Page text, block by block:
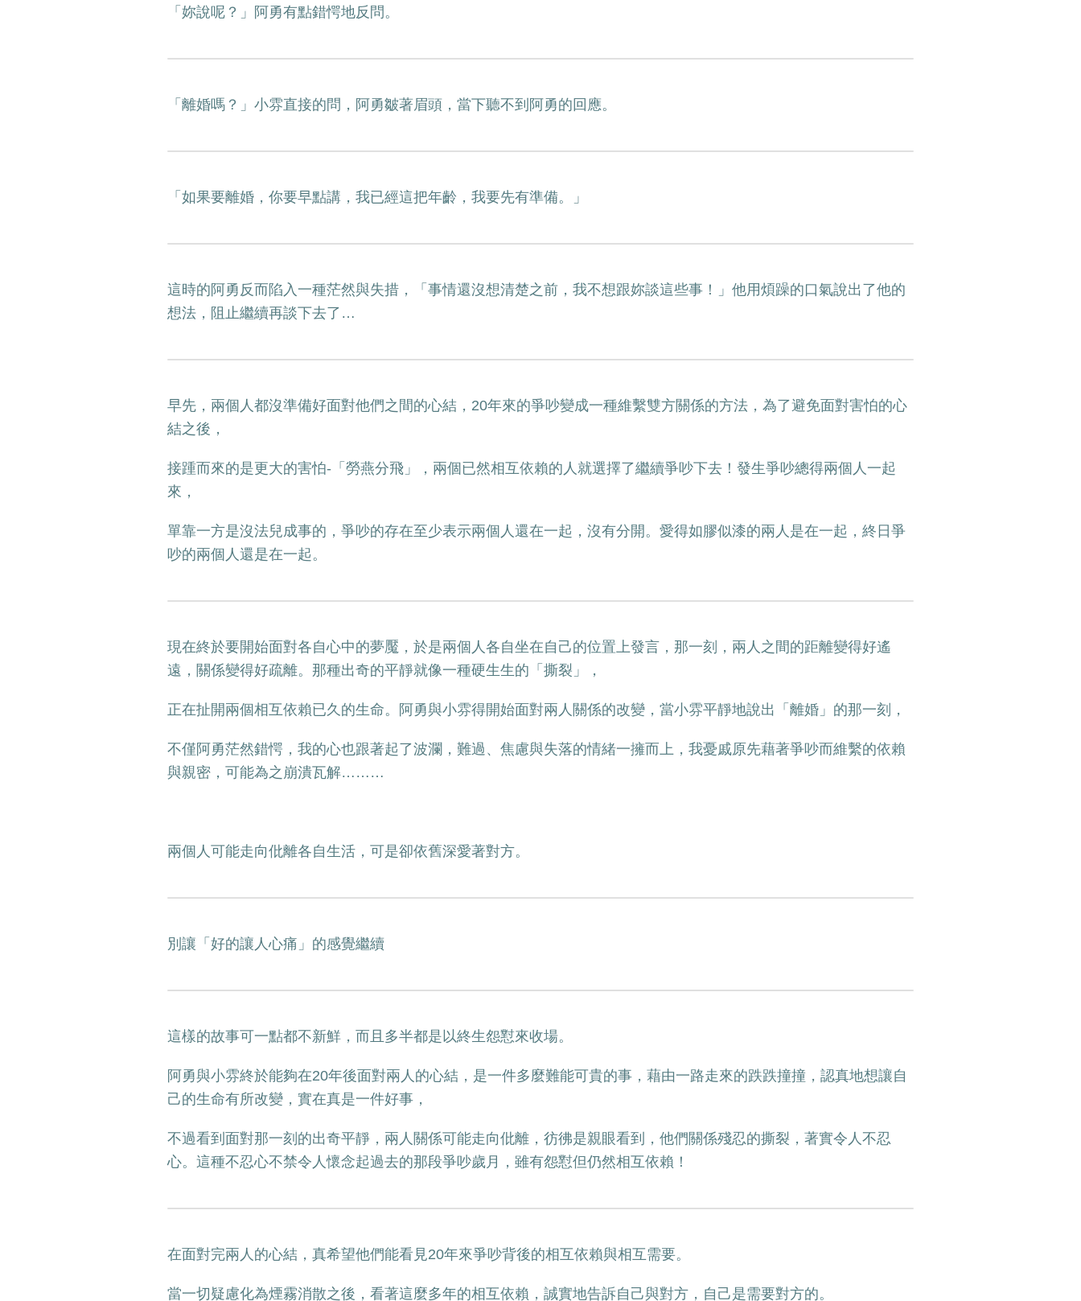
「妳說呢？」阿勇有點錯愕地反問。
「離婚嗎？」小雰直接的問，阿勇皺著眉頭，當下聽不到阿勇的回應。
「如果要離婚，你要早點講，我已經這把年齡，我要先有準備。」
這時的阿勇反而陷入一種茫然與失措，「事情還沒想清楚之前，我不想跟妳談這些事！」他用煩躁的口氣說出了他的
想法，阻止繼續再談下去了…
早先，兩個人都沒準備好面對他們之間的心結，20年來的爭吵變成一種維繫雙方關係的方法，為了避免面對害怕的心
結之後，
接踵而來的是更大的害怕-「勞燕分飛」，兩個已然相互依賴的人就選擇了繼續爭吵下去！發生爭吵總得兩個人一起
來，
單靠一方是沒法兒成事的，爭吵的存在至少表示兩個人還在一起，沒有分開。愛得如膠似漆的兩人是在一起，終日爭
吵的兩個人還是在一起。
現在終於要開始面對各自心中的夢魘，於是兩個人各自坐在自己的位置上發言，那一刻，兩人之間的距離變得好遙
遠，關係變得好疏離。那種出奇的平靜就像一種硬生生的「撕裂」，
正在扯開兩個相互依賴已久的生命。阿勇與小雰得開始面對兩人關係的改變，當小雰平靜地說出「離婚」的那一刻，
不僅阿勇茫然錯愕，我的心也跟著起了波瀾，難過、焦慮與失落的情緒一擁而上，我憂戚原先藉著爭吵而維繫的依賴
與親密，可能為之崩潰瓦解………
兩個人可能走向仳離各自生活，可是卻依舊深愛著對方。
別讓「好的讓人心痛」的感覺繼續
這樣的故事可一點都不新鮮，而且多半都是以終生怨懟來收場。
阿勇與小雰終於能夠在20年後面對兩人的心結，是一件多麼難能可貴的事，藉由一路走來的跌跌撞撞，認真地想讓自
己的生命有所改變，實在真是一件好事，
不過看到面對那一刻的出奇平靜，兩人關係可能走向仳離，彷彿是親眼看到，他們關係殘忍的撕裂，著實令人不忍
心。這種不忍心不禁令人懷念起過去的那段爭吵歲月，雖有怨懟但仍然相互依賴！
在面對完兩人的心結，真希望他們能看見20年來爭吵背後的相互依賴與相互需要。
當一切疑慮化為煙霧消散之後，看著這麼多年的相互依賴，誠實地告訴自己與對方，自己是需要對方的。